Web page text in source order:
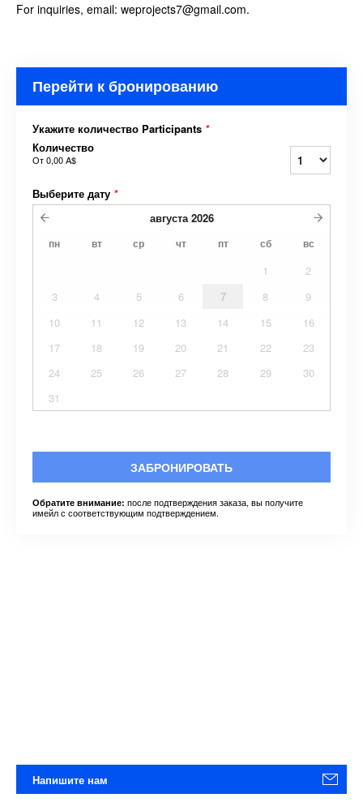
For inquiries, email: weprojects7@gmail.com.
Перейти к бронированию
Укажите количество Participants *
Количество
От0,00 A$
Выберите дату *
августа 2026
пн вт ср чт пт сб вс
1
2
3
4 5 6 7 8
9
10
11 12 13 14 15
16
17
18 19 20 21 22
23
24
25 26 27 28 29
30
31
ЗАБРОНИРОВАТЬ
Обратите внимание: после подтверждения заказа, вы получите
имейл с соответствующим подтверждением.
Напишите нам